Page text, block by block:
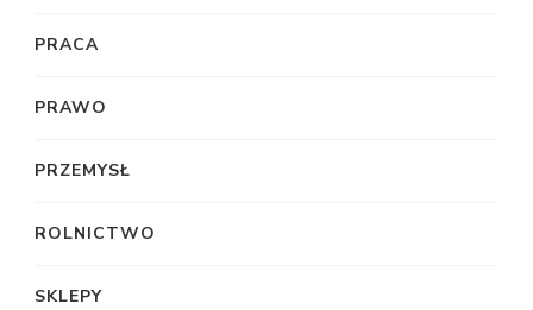
PRACA
PRAWO
PRZEMYSŁ
ROLNICTWO
SKLEPY